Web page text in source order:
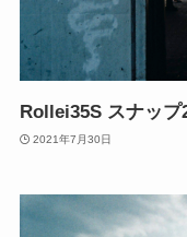
Rollei35S スナップ
2021年7月30日